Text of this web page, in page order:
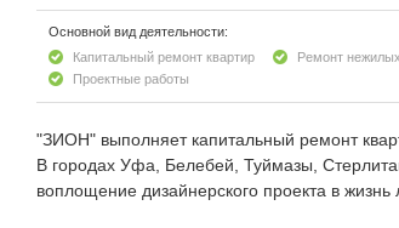
Основной вид деятельности:
Капитальный ремонт квартир
Ремонт
Проектные работы
"ЗИОН" выполняет капитальный ремонт
В городах Уфа, Белебей, Туймазы,
воплощение дизайнерского проекта в жизнь